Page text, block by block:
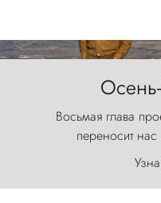
Восьмая глава
переносит
первобытной
Торрес-дель-